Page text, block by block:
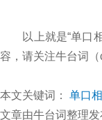
以上就是“单口相
容，请关注牛台词
本文关键词： 单口
文章由牛台词整理